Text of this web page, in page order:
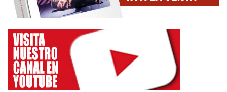
El espectáculo juega a hacer teatro dentro del
teatro. Se realizan varias escenas donde parodian
sus recordadas intervenciones como extras en
películas y teatros. Los dos intérpretes adoptan el
rol del clown en el improvisado circo callejero. Las
equivocaciones, las malas imitaciones de aquellos